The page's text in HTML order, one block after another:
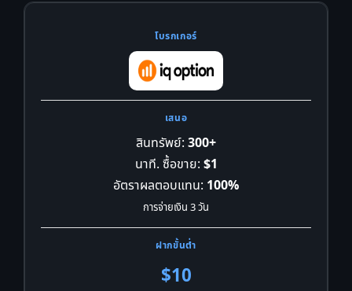
สินทรัพย์: 300+
นาที. ซื้อขาย: $1
อัตราผลตอบแทน: 100%
การจ่ายเงิน 3 วัน
$10